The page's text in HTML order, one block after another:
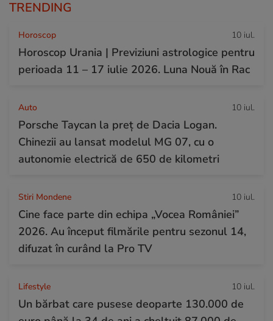
TRENDING
Horoscop 10 iul.
Horoscop Urania | Previziuni astrologice pentru
perioada 11 – 17 iulie 2026. Luna Nouă în Rac
Auto 10 iul.
Porsche Taycan la preț de Dacia Logan.
Chinezii au lansat modelul MG 07, cu o
autonomie electrică de 650 de kilometri
Stiri Mondene 10 iul.
Cine face parte din echipa „Vocea României”
2026. Au început filmările pentru sezonul 14,
difuzat în curând la Pro TV
Lifestyle 10 iul.
Un bărbat care pusese deoparte 130.000 de